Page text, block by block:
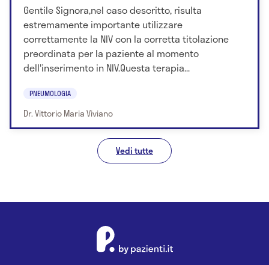
Gentile Signora,nel caso descritto, risulta
estremamente importante utilizzare
correttamente la NIV con la corretta titolazione
preordinata per la paziente al momento
dell'inserimento in NIV.Questa terapia...
PNEUMOLOGIA
Dr. Vittorio Maria Viviano
Vedi tutte